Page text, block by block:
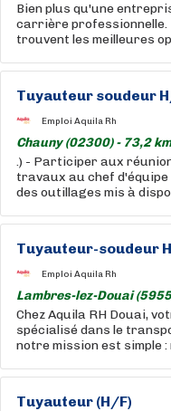
Bien plus qu'une
carrière professionnelle.
trouvent les meilleures
Tuyauteur soudeur
Emploi Aquila Rh
Chauny (02300) - 73,2
.) - Participer aux
travaux au chef
des outillages mis à
Tuyauteur-soudeur
Emploi Aquila Rh
Lambres-lez-Douai
Chez Aquila RH Douai,
spécialisé dans le
notre mission est simple :
Tuyauteur (H/F)